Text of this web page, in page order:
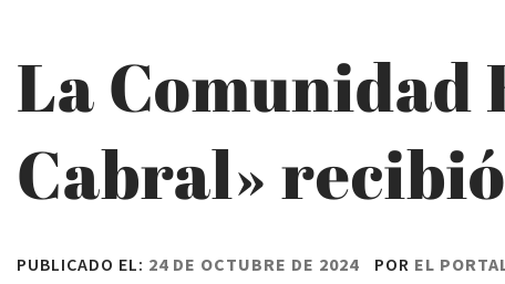
La Comunidad
Cabral»
PUBLICADO EL: 24 DE OCTUBRE DE 2024 POR EL